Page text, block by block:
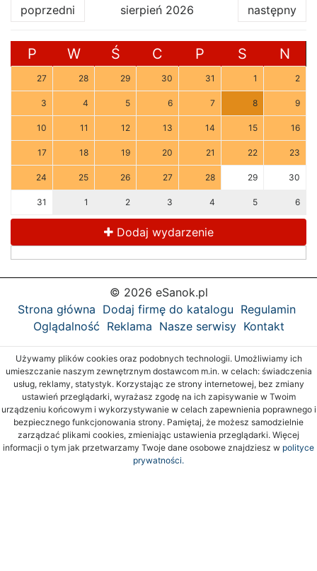
poprzedni sierpień 2026 następny
P W Ś C P S N
27 28 29 30 31 1 2
3 4 5 6 7 8 9
10 11 12 13 14 15 16
17 18 19 20 21 22 23
24 25 26 27 28 29 30
31 1 2 3 4 5 6
Dodaj wydarzenie
© 2026 eSanok.pl
Strona główna Dodaj firmę do katalogu Regulamin
Oglądalność Reklama Nasze serwisy Kontakt
Używamy plików cookies oraz podobnych technologii. Umożliwiamy ich
umieszczanie naszym zewnętrznym dostawcom m.in. w celach: świadczenia
usług, reklamy, statystyk. Korzystając ze strony internetowej, bez zmiany
ustawień przeglądarki, wyrażasz zgodę na ich zapisywanie w Twoim
urządzeniu końcowym i wykorzystywanie w celach zapewnienia poprawnego i
bezpiecznego funkcjonowania strony. Pamiętaj, że możesz samodzielnie
zarządzać plikami cookies, zmieniając ustawienia przeglądarki. Więcej
informacji o tym jak przetwarzamy Twoje dane osobowe znajdziesz w polityce
prywatności.